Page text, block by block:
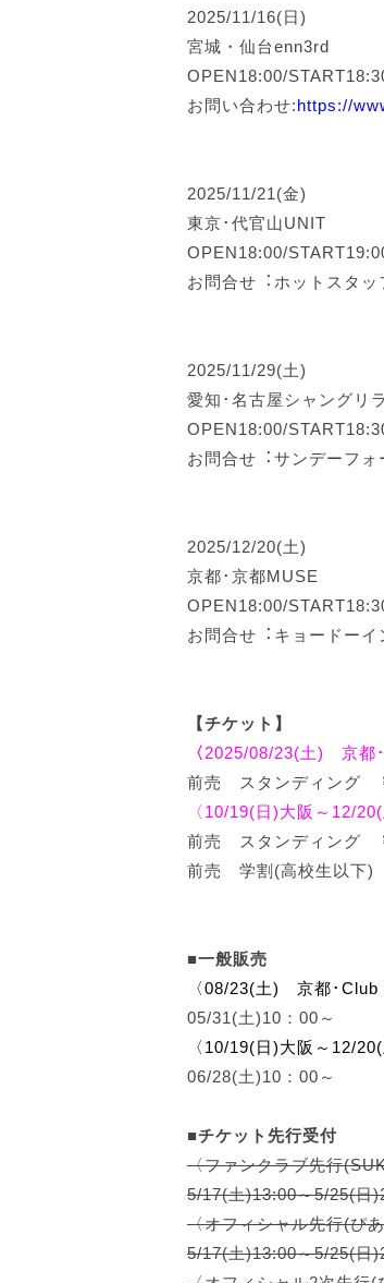
2025/11/16(日)
宮城・仙台enn3rd
OPEN18:00/
お問い合わせ:https://
2025/11/21(金)
東京･代官山UNIT
OPEN18:00/
お問合せ︓ホットスタ
2025/11/29(土)
愛知･名古屋シャングリラ
OPEN18:00/
お問合せ︓サンデーフ
2025/12/20(土)
京都･京都MUSE
OPEN18:00/
お問合せ︓キョードー
【チケット】
〈2025/08/23(土) 京都
前売 スタンディング
〈10/19(日)大阪～12/
前売 スタンディング
前売 学割(高校生以下)
■一般販売
〈08/23(土) 京都･Club
05/31(土)10：00～
〈10/19(日)大阪～12/
06/28(土)10：00～
■チケット先行受付
〈ファンクラブ先行
5/17(土)13:00～5/25(日
〈オフィシャル先行(ぴ
5/17(土)13:00～5/25(日